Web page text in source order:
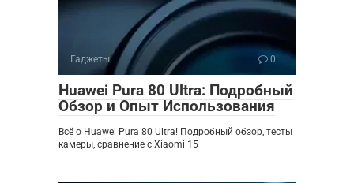
Гаджеты 0
Huawei Pura 80 Ultra: Подробный
Обзор и Опыт Использования
Всё о Huawei Pura 80 Ultra! Подробный обзор, тесты
камеры, сравнение с Xiaomi 15